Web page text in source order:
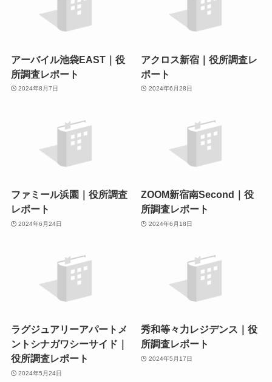
アーバイル池袋EAST｜役
所調査レポート
2024年8月7日
アクロス新宿｜役所調査レ
ポート
2024年6月28日
ファミール浜園｜役所調査
レポート
2024年6月24日
ZOOM新宿南Second｜役
所調査レポート
2024年6月18日
ラグジュアリーアパートメ
ントシナガワシーサイド｜
役所調査レポート
2024年5月24日
秀和等々力レジデンス｜役
所調査レポート
2024年5月17日